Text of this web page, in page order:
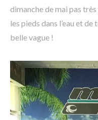
dimanche de mai pas
les pieds dans l’eau et de
belle vague !